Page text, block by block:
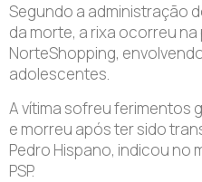
Segundo a administração
da morte, a rixa ocorreu
NorteShopping,
adolescentes.
A vítima sofreu ferimentos
e morreu após ter sido
Pedro Hispano, indicou no
PSP.